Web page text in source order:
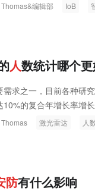
编辑部 IoB
人数统计哪个更
求之一，目前各种研究
的复合年增长率增长
激光雷达 人
防有什么影响